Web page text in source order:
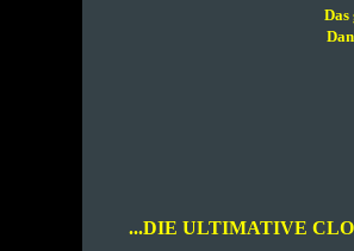
...DIE ULTIMATIVE